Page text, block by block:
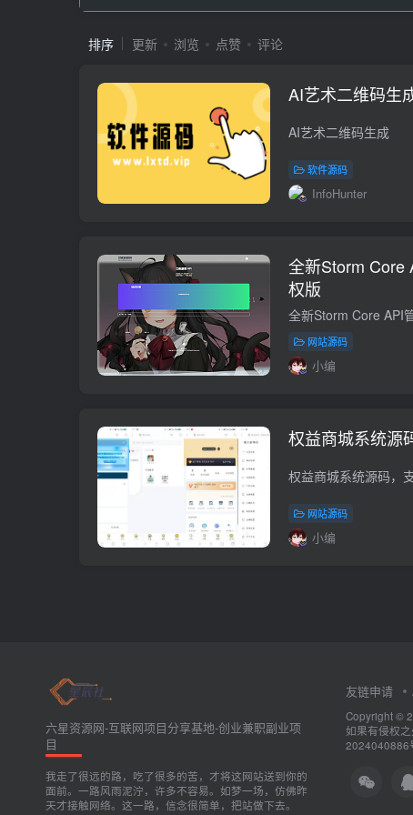
排序 更新 浏览 点赞 评论
AI艺术二维码生
AI艺术二维码生成
软件源码
InfoHunter
全新Storm Core
权版
网站源码
小编
权益商城系统源
网站源码
小编
六星资源网-互联网项目分享基地-创业兼职副业项
目
我走了很远的路，吃了很多的苦，才将这网站送到你的
面前。一路风雨泥泞，许多不容易。如梦一场，仿佛昨
天才接触网络。这一路，信念很简单，把站做下去。
友链申请
Copyright ©
如果有侵权
2024040886